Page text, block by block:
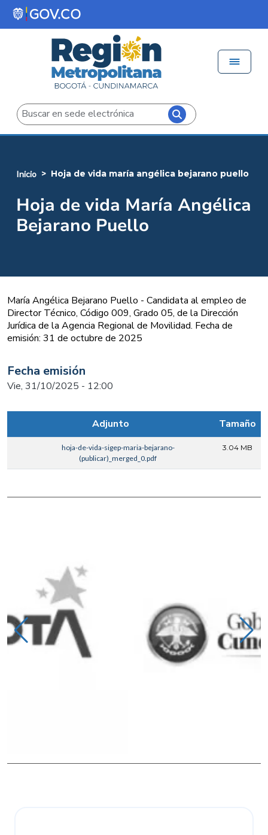
Pasar al contenido principal
Buscar
inicio hoja de vida maría angélica bejarano puello
Hoja de vida María Angélica
Bejarano Puello
María Angélica Bejarano Puello - Candidata al empleo de
Director Técnico, Código 009, Grado 05, de la Dirección
Jurídica de la Agencia Regional de Movilidad. Fecha de
emisión: 31 de octubre de 2025
Fecha emisión
Vie, 31/10/2025 - 12:00
Adjunto Tamaño
hoja-de-vida-sigep-maria-bejarano-
(publicar)_merged_0.pdf
3.04 MB